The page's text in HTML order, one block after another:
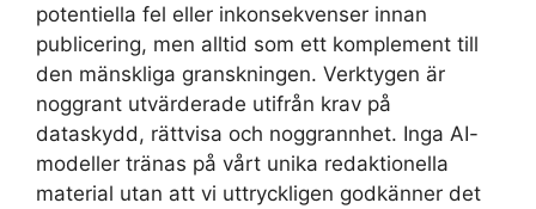
potentiella fel eller inkonsekvenser innan
publicering, men alltid som ett komplement till
den mänskliga granskningen. Verktygen är
noggrant utvärderade utifrån krav på
dataskydd, rättvisa och noggrannhet. Inga AI-
modeller tränas på vårt unika redaktionella
material utan att vi uttryckligen godkänner det